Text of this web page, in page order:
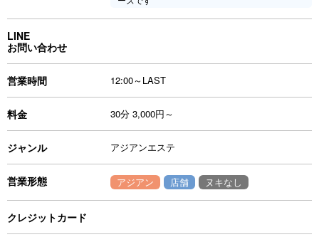
LINE
お問い合わせ
営業時間 12:00～LAST
料金 30分 3,000円～
ジャンル アジアンエステ
営業形態 アジアン 店舗 ヌキなし
クレジットカード